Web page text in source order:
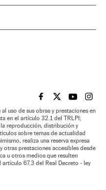
EL PAÍS BRASIL EN
EL PAÍSEL PAÍS
EL
uso de sus obras y prestaciones en
en el artículo 32.1 del TRLPI;
reproducción, distribución y
sobre temas de actualidad
realiza una reserva expresa
otras prestaciones accesibles desde
u otros medios que resulten
67.3 del Real Decreto - ley